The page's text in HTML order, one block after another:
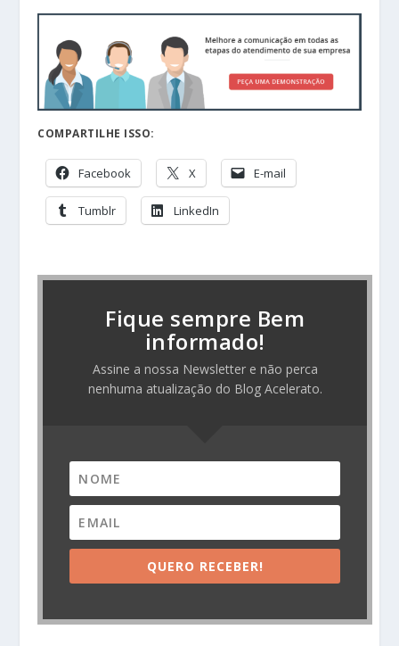
COMPARTILHE ISSO:
Facebook X E-mail
Tumblr LinkedIn
Fique sempre Bem
informado!
Assine a nossa Newsletter e não perca
nenhuma atualização do Blog Acelerato.
QUERO RECEBER!